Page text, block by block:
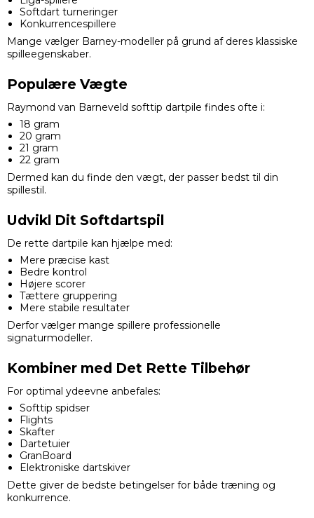
Softdart turneringer
Konkurrencespillere
Mange vælger Barney-modeller på grund af deres klassiske
spilleegenskaber.
Populære Vægte
Raymond van Barneveld softtip dartpile findes ofte i:
18 gram
20 gram
21 gram
22 gram
Dermed kan du finde den vægt, der passer bedst til din
spillestil.
Udvikl Dit Softdartspil
De rette dartpile kan hjælpe med:
Mere præcise kast
Bedre kontrol
Højere scorer
Tættere gruppering
Mere stabile resultater
Derfor vælger mange spillere professionelle
signaturmodeller.
Kombiner med Det Rette Tilbehør
For optimal ydeevne anbefales:
Softtip spidser
Flights
Skafter
Dartetuier
GranBoard
Elektroniske dartskiver
Dette giver de bedste betingelser for både træning og
konkurrence.